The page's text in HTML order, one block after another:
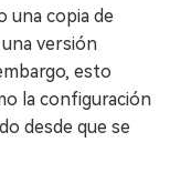
una copia de
versión
esto
la configuración
desde que se